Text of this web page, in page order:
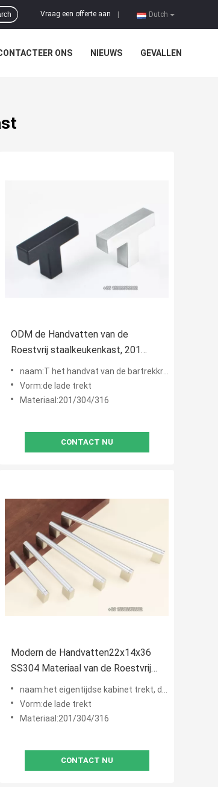
Dutch
Vraag een offerte aan
ONS NIEUWS GEVALLEN
ODM de Handvatten van de
Roestvrij staalkeukenkast, 201
Handvatten van de Roestvrij staalt
Bar
naam:T het handvat van de bartrekkracht, t-de handvatten van de barkeuken, t-de handvatten van het barkab
Vorm:de lade trekt
Materiaal:201/304/316
CONTACT NU
Modern de Handvatten22x14x36
SS304 Materiaal van de Roestvrij
staalkeukenkast
naam:het eigentijdse kabinet trekt, de deurhandvatten van het roestvrij staalkabinet
Vorm:de lade trekt
Materiaal:201/304/316
CONTACT NU